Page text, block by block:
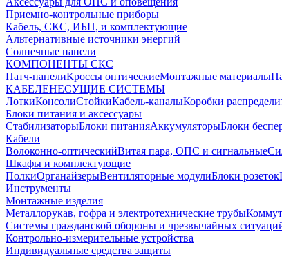
Приемно-контрольные приборы
Кабель, СКС, ИБП, и комплектующие
Альтернативные источники энергий
Солнечные панели
КОМПОНЕНТЫ СКС
Патч-панелиКроссы оптическиеМонтажные материалы
КАБЕЛЕНЕСУЩИЕ СИСТЕМЫ
ЛоткиКонсолиСтойкиКабель-каналыКоробки
Блоки питания и аксессуары
СтабилизаторыБлоки питанияАккумуляторыБлоки
Кабели
Волоконно-оптическийВитая пара, ОПС и сигнальные
Шкафы и комплектующие
ПолкиОрганайзерыВентиляторные модулиБлоки розеток
Инструменты
Монтажные изделия
Металлорукав, гофра и электротехнические трубы
Системы гражданской обороны и чрезвычайных
Контрольно-измерительные устройства
Индивидуальные средства защиты